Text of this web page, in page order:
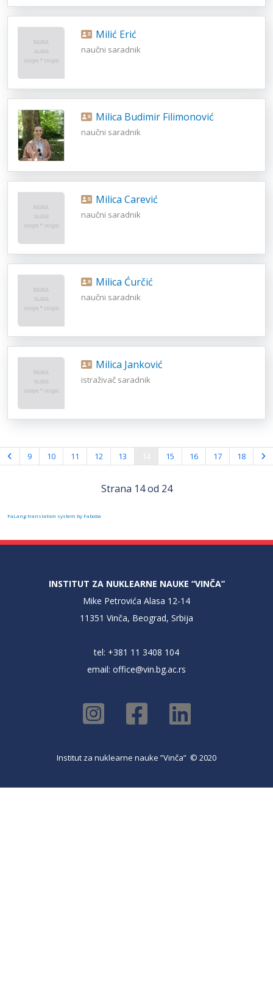
Milić Erić
naučni saradnik
Milica Budimir Filimonović
naučni saradnik
Milica Carević
naučni saradnik
Milica Ćurčić
naučni saradnik
Milica Janković
istraživač saradnik
9 10 11 12 13 15 16 17 18
Strana 14 od 24
FaLang translation system by Faboba
INSTITUT ZA NUKLEARNE NAUKE “VINČA”
Mike Petrovića Alasa 12-14
11351 Vinča, Beograd, Srbija
tel: +381 11 3408 104
email: office@vin.bg.ac.rs
Institut za nuklearne nauke ”Vinča” © 2020